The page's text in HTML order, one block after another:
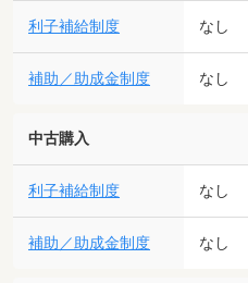
利子補給制度 なし
補助／助成金制度 なし
中古購入
利子補給制度 なし
補助／助成金制度 なし